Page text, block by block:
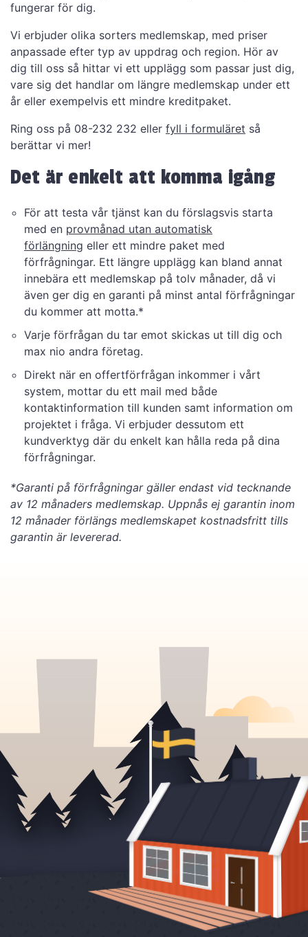
fungerar för dig.
Vi erbjuder olika sorters medlemskap, med priser
anpassade efter typ av uppdrag och region. Hör av
dig till oss så hittar vi ett upplägg som passar just dig,
vare sig det handlar om längre medlemskap under ett
år eller exempelvis ett mindre kreditpaket.
Ring oss på 08-232 232 eller fyll i formuläret så
berättar vi mer!
Det är enkelt att komma igång
För att testa vår tjänst kan du förslagsvis starta
med en provmånad utan automatisk
förlängning eller ett mindre paket med
förfrågningar. Ett längre upplägg kan bland annat
innebära ett medlemskap på tolv månader, då vi
även ger dig en garanti på minst antal förfrågningar
du kommer att motta.*
Varje förfrågan du tar emot skickas ut till dig och
max nio andra företag.
Direkt när en offertförfrågan inkommer i vårt
system, mottar du ett mail med både
kontaktinformation till kunden samt information om
projektet i fråga. Vi erbjuder dessutom ett
kundverktyg där du enkelt kan hålla reda på dina
förfrågningar.
*Garanti på förfrågningar gäller endast vid tecknande
av 12 månaders medlemskap. Uppnås ej garantin inom
12 månader förlängs medlemskapet kostnadsfritt tills
garantin är levererad.